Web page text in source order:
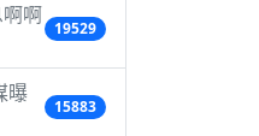
啊
19529
曝
15883